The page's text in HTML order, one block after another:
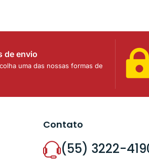
de envio
uma das nossas formas de
Contato
(55) 3222-